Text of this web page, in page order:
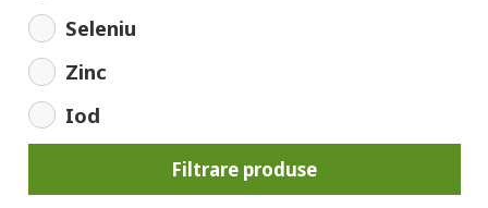
Seleniu
Zinc
Iod
Filtrare produse